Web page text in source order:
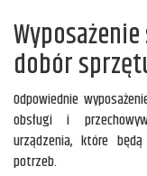
dobór
Odpowiednie
obsługi i
urządzenia, które
potrzeb.